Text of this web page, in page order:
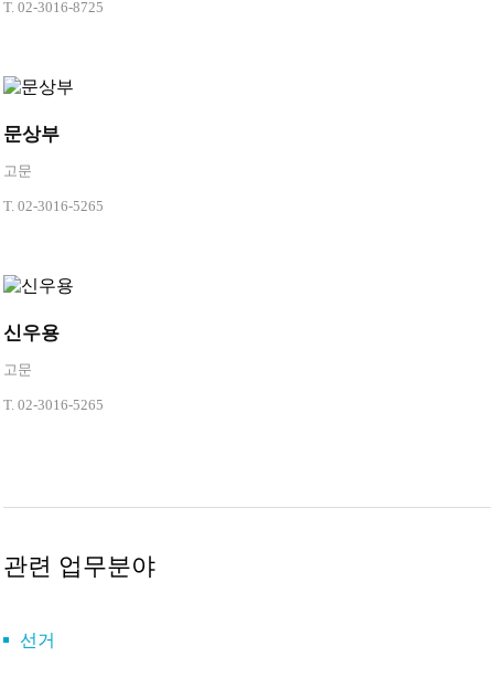
T. 02-3016-8725
문상부
고문
T. 02-3016-5265
신우용
고문
T. 02-3016-5265
관련 업무분야
선거